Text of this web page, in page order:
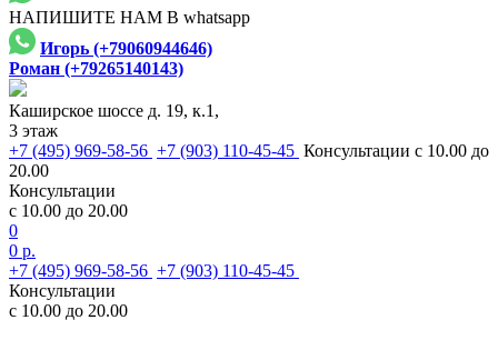
НАПИШИТЕ НАМ В whatsapp
Игорь (+79060944646)
Роман (+79265140143)
Каширское шоссе д. 19, к.1,
3 этаж
+7 (495) 969-58-56 +7 (903) 110-45-45 Консультации с 10.00 до
20.00
Консультации
с 10.00 до 20.00
0
0 р.
+7 (495) 969-58-56 +7 (903) 110-45-45
Консультации
с 10.00 до 20.00